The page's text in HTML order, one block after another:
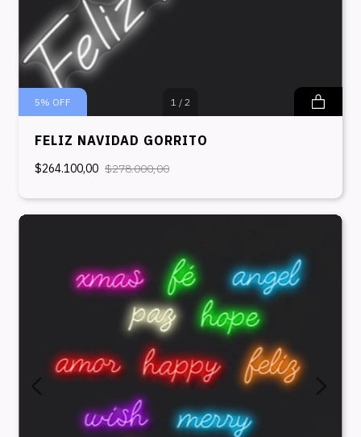
1 / 2
5% OFF
FELIZ NAVIDAD GORRITO
$264.100,00 $278.000,00